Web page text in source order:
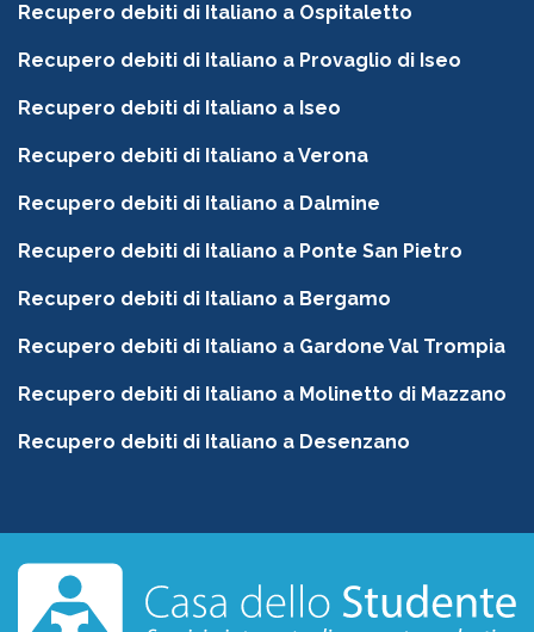
Recupero debiti di Italiano a Ospitaletto
Recupero debiti di Italiano a Provaglio di Iseo
Recupero debiti di Italiano a Iseo
Recupero debiti di Italiano a Verona
Recupero debiti di Italiano a Dalmine
Recupero debiti di Italiano a Ponte San Pietro
Recupero debiti di Italiano a Bergamo
Recupero debiti di Italiano a Gardone Val Trompia
Recupero debiti di Italiano a Molinetto di Mazzano
Recupero debiti di Italiano a Desenzano